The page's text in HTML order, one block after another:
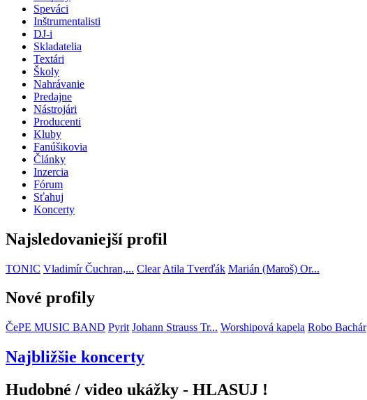
Speváci
Inštrumentalisti
DJ-i
Skladatelia
Textári
Školy
Nahrávanie
Predajne
Nástrojári
Producenti
Kluby
Fanúšikovia
Články
Inzercia
Fórum
Sťahuj
Koncerty
Najsledovaniejší profil
TONIC Vladimír Čuchran,... Clear Atila Tverďák Marián (Maroš) Or...
Nové profily
ČePE MUSIC BAND Pyrit Johann Strauss Tr... Worshipová kapela Robo Bachár
Najbližšie koncerty
Hudobné / video ukážky - HLASUJ !